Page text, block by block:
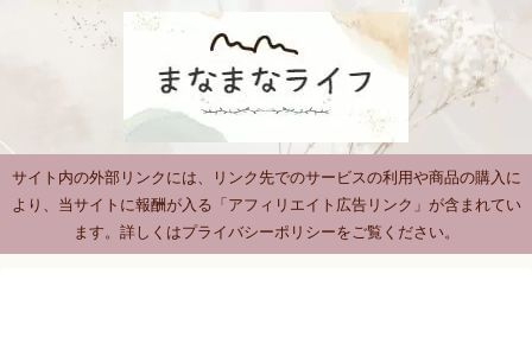
サイト内の外部リンクには、リンク先でのサービスの利用や商品の購入に
より、当サイトに報酬が入る「アフィリエイト広告リンク」が含まれてい
ます。詳しくはプライバシーポリシーをご覧ください。